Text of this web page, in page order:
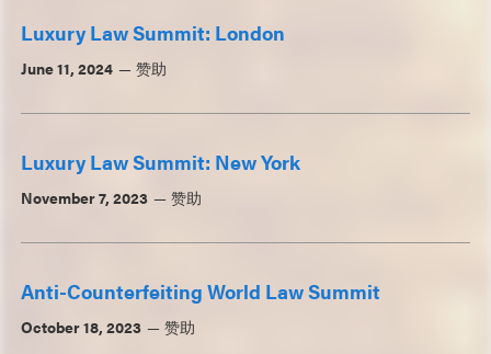
Luxury Law Summit: London
June 11, 2024 赞助
Luxury Law Summit: New York
November 7, 2023 赞助
Anti-Counterfeiting World Law Summit
October 18, 2023 赞助